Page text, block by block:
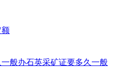
额
般办石英采矿证要多久一般